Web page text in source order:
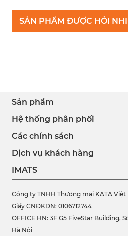
SẢN PHẨM ĐƯỢC HỎI
Sản phẩm
Hệ thống phân phối
Các chính sách
Dịch vụ khách hàng
IMATS
Công ty TNHH Thương mại KATA Việt
Giấy CNĐKDN: 0106712744
OFFICE HN: 3F G5 FiveStar Building,
Hà Nội